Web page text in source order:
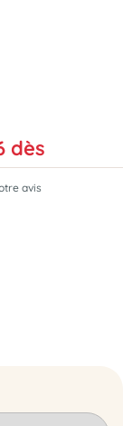
dès
avis